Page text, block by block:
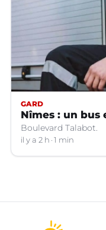
GARD
Nîmes : un bus
Boulevard Talabot.
il y a 2 h 1 min